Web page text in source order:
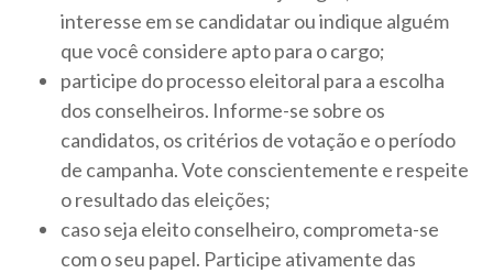
interesse em se candidatar ou indique alguém
que você considere apto para o cargo;
participe do processo eleitoral para a escolha
dos conselheiros. Informe-se sobre os
candidatos, os critérios de votação e o período
de campanha. Vote conscientemente e respeite
o resultado das eleições;
caso seja eleito conselheiro, comprometa-se
com o seu papel. Participe ativamente das